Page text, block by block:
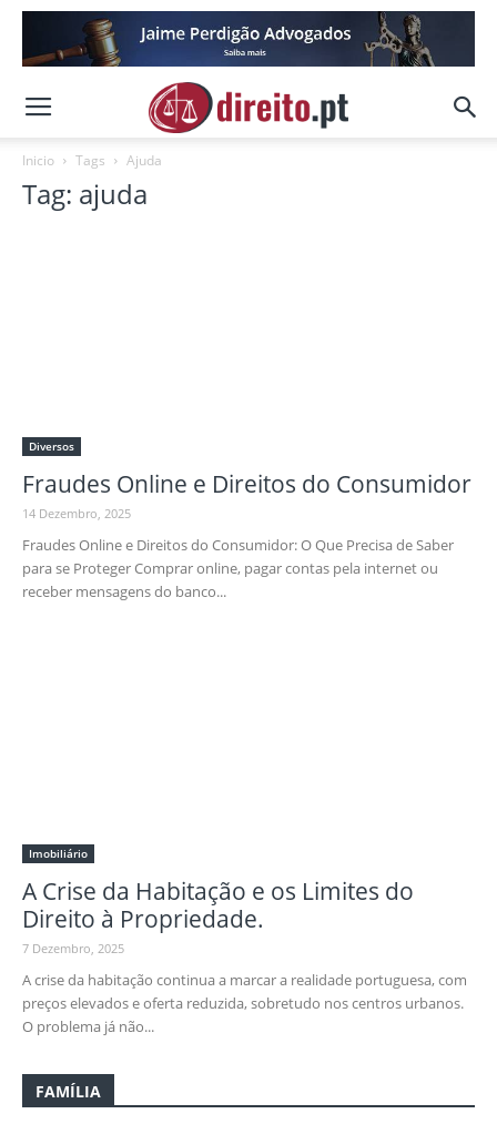
Inicio Tags Ajuda
Tag: ajuda
Diversos
Fraudes Online e Direitos do Consumidor
14 Dezembro, 2025
Fraudes Online e Direitos do Consumidor: O Que Precisa de Saber
para se Proteger Comprar online, pagar contas pela internet ou
receber mensagens do banco...
Imobiliário
A Crise da Habitação e os Limites do
Direito à Propriedade.
7 Dezembro, 2025
A crise da habitação continua a marcar a realidade portuguesa, com
preços elevados e oferta reduzida, sobretudo nos centros urbanos.
O problema já não...
FAMÍLIA